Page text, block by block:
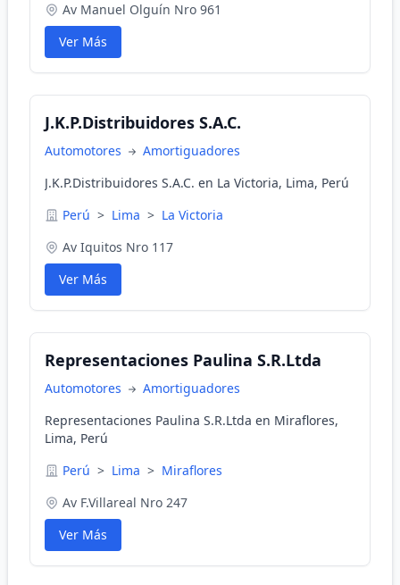
Av Manuel Olguín Nro 961
Ver Más
J.K.P.Distribuidores S.A.C.
Automotores
Amortiguadores
J.K.P.Distribuidores S.A.C. en La Victoria, Lima, Perú
Perú > Lima > La Victoria
Av Iquitos Nro 117
Ver Más
Representaciones Paulina S.R.Ltda
Automotores
Amortiguadores
Representaciones Paulina S.R.Ltda en Miraflores,
Lima, Perú
Perú > Lima > Miraflores
Av F.Villareal Nro 247
Ver Más